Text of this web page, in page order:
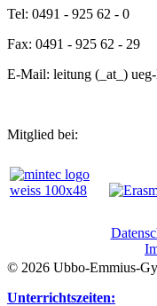
Tel: 0491 - 925 62 - 0
Fax: 0491 - 925 62 - 29
E-Mail: leitung (_at_) ueg-
Mitglied bei:
© 2026 Ubbo-Emmius-
Unterrichtszeiten: